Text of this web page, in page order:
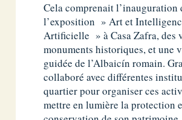
Cela comprenait l’inauguration
l’exposition » Art et
Artificielle » à Casa Zafra, des
monuments historiques, et une
guidée de l’Albaicín romain.
collaboré avec différentes
quartier pour organiser ces
mettre en lumière la protection